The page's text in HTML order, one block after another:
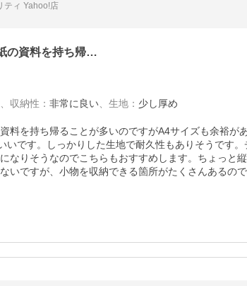
ティ Yahoo!店
の資料を持ち帰…
収納性 ： 非常に良い 生地 ： 少し厚め
料を持ち帰ることが多いのですがA4サイズも余裕が
いです。しっかりした生地で耐久性もありそうです
なりそうなのでこちらもおすすめします。ちょっと
いですが、小物を収納できる箇所がたくさんあるので